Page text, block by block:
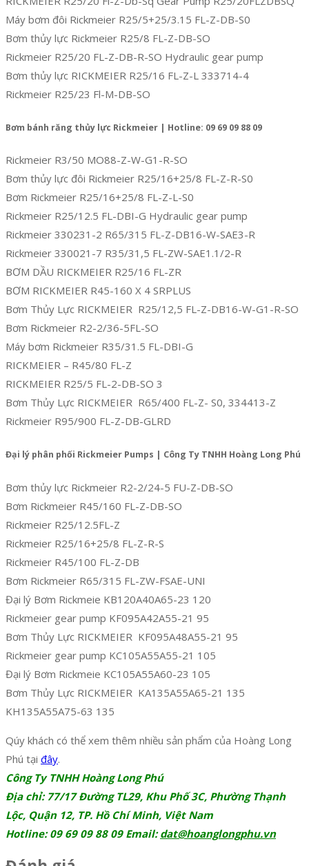
Máy bơm đôi Rickmeier R25/5+25/3.15 FL-Z-DB-S0
Bơm thủy lực Rickmeier R25/8 FL-Z-DB-SO
Rickmeier R25/20 FL-Z-DB-R-SO Hydraulic gear pump
Bơm thủy lực RICKMEIER R25/16 FL-Z-L 333714-4
Rickmeier R25/23 Fl-M-DB-SO
Bơm bánh răng thủy lực Rickmeier | Hotline: 09 69 09 88 09
Rickmeier R3/50 MO88-Z-W-G1-R-SO
Bơm thủy lực đôi Rickmeier R25/16+25/8 FL-Z-R-S0
Bơm Rickmeier R25/16+25/8 FL-Z-L-S0
Rickmeier R25/12.5 FL-DBI-G Hydraulic gear pump
Rickmeier 330231-2 R65/315 FL-Z-DB16-W-SAE3-R
Rickmeier 330021-7 R35/31,5 FL-ZW-SAE1.1/2-R
BƠM DẦU RICKMEIER R25/16 FL-ZR
BƠM RICKMEIER R45-160 X 4 SRPLUS
Bơm Thủy Lực RICKMEIER R25/12,5 FL-Z-DB16-W-G1-R-SO
Bơm Rickmeier R2-2/36-5FL-SO
Máy bơm Rickmeier R35/31.5 FL-DBI-G
RICKMEIER – R45/80 FL-Z
RICKMEIER R25/5 FL-2-DB-SO 3
Bơm Thủy Lực RICKMEIER R65/400 FL-Z- S0, 334413-Z
Rickmeier R95/900 FL-Z-DB-GLRD
Đại lý phân phối Rickmeier Pumps | Công Ty TNHH Hoàng Long Phú
Bơm thủy lực Rickmeier R2-2/24-5 FU-Z-DB-SO
Bơm Rickmeier R45/160 FL-Z-DB-SO
Rickmeier R25/12.5FL-Z
Rickmeier R25/16+25/8 FL-Z-R-S
Rickmeier R45/100 FL-Z-DB
Bơm Rickmeier R65/315 FL-ZW-FSAE-UNI
Đại lý Bơm Rickmeie KB120A40A65-23 120
Rickmeier gear pump KF095A42A55-21 95
Bơm Thủy Lực RICKMEIER KF095A48A55-21 95
Rickmeier gear pump KC105A55A55-21 105
Đại lý Bơm Rickmeie KC105A55A60-23 105
Bơm Thủy Lực RICKMEIER KA135A55A65-21 135
KH135A55A75-63 135
Qúy khách có thể xem thêm nhiều sản phẩm của Hoàng Long
Phú tại đây.
Công Ty TNHH Hoàng Long Phú
Địa chỉ: 77/17 Đường TL29, Khu Phố 3C, Phường Thạnh
Lộc, Quận 12, TP. Hồ Chí Minh, Việt Nam
Hotline: 09 69 09 88 09 Email:dat@hoanglongphu.vn